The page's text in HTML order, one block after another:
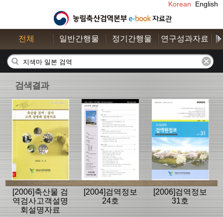
Korean English
전체 일반간행물 정기간행물 연구성과자료
검색결과
[2006]축산물 검
역검사고객설명
회설명자료
[2004]검역정보
24호
[2006]검역정보
31호